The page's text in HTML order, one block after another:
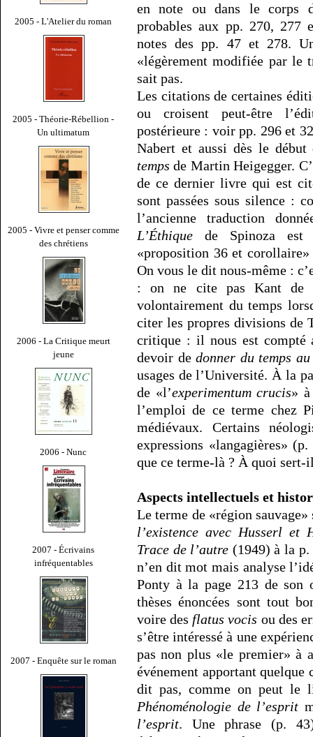
2005 - L'Atelier du roman
2005 - Théorie-Rébellion -
Un ultimatum
2005 - Vivre et penser comme
des chrétiens
2006 - La Critique meurt
jeune
2006 - Nunc
2007 - Écrivains
infréquentables
2007 - Enquête sur le roman
en note ou dans le corps
probables aux pp. 270, 277
notes des pp. 47 et 278.
«légèrement modifiée par le
sait pas.
Les citations de certaines
ou croisent peut-être
postérieure : voir pp. 296 et
Nabert et aussi dès le
temps de Martin Heigegger.
de ce dernier livre qui est
sont passées sous silence :
l’ancienne traduction
L’Éthique de Spinoza
«proposition 36 et
On vous le dit nous-même :
: on ne cite pas Kant de
volontairement du temps
citer les propres divisions de
critique : il nous est compté
devoir dedonner du temps au
usages de l’Université. À la
de «l’experimentum crucis»
l’emploi de ce terme chez
médiévaux. Certains
expressions «langagières»
que ce terme-là ? À quoi sert-
Aspects intellectuels et
Le terme de «région
l’existence avec Husserl et
Trace de l’autre (1949) à la
n’en dit mot mais analyse
Ponty à la page 213 de son
thèses énoncées sont tout
voire des flatus vocis ou des
s’être intéressé à une
pas non plus «le premier» à
événement apportant quelque
dit pas, comme on peut
Phénoménologie de l’esprit
l’esprit. Une phrase (p.